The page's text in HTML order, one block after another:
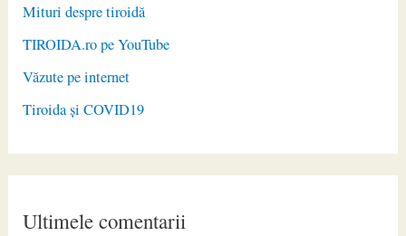
Mituri despre tiroidă
TIROIDA.ro pe YouTube
Văzute pe internet
Tiroida și COVID19
Ultimele comentarii